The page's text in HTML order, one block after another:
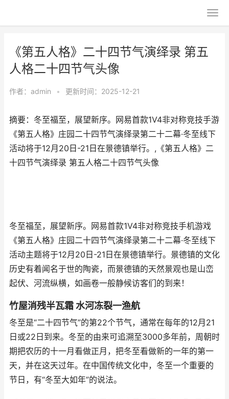
《第五人格》二十四节气演绎录 第五
人格二十四节气头像
作者： admin • 更新时间：2025-12-21
摘要：冬至福至，展望新序。网易首款1V4非对称竞技手游
《第五人格》庄园二十四节气演绎录第二十二幕·冬至线下
活动将于12月20日-21日在景德镇举行。,《第五人格》二
十四节气演绎录 第五人格二十四节气头像
冬至福至，展望新序。网易首款1V4非对称竞技手机游戏
《第五人格》庄园二十四节气演绎录第二十二幕·冬至线下
活动主题将于12月20日-21日在景德镇举行。景德镇的文化
历史有着闻名于世的陶瓷，而景德镇的天然景观也是山峦
起伏、河流纵横，如画卷一般静候访客们的到来！
竹屋消残半瓦霜 水河冻裂一渔航
冬至是“二十四节气”的第22个节气，通常在每年的12月21
日或22日到来。冬至的由来可追溯至3000多年前，周朝时
期把农历的十一月看做正月，把冬至看做新的一年的第一
天，并在这天过年。在中国传统文化中，冬至一个重要的
节日，有“冬至大如年”的说法。